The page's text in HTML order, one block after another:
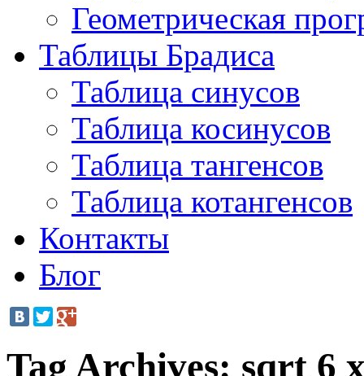
Геометрическая
Таблицы Брадиса
Таблица синусов
Таблица косинусов
Таблица тангенсов
Таблица котангенсов
Контакты
Блог
Tag Archives: sqrt 6